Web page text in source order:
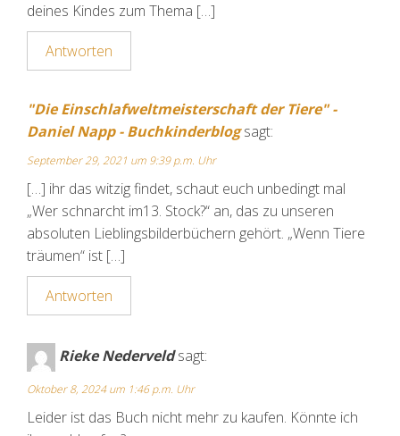
deines Kindes zum Thema […]
Antworten
"Die Einschlafweltmeisterschaft der Tiere" -
Daniel Napp - Buchkinderblog sagt:
September 29, 2021 um 9:39 p.m. Uhr
[…] ihr das witzig findet, schaut euch unbedingt mal
„Wer schnarcht im13. Stock?“ an, das zu unseren
absoluten Lieblingsbilderbüchern gehört. „Wenn Tiere
träumen“ ist […]
Antworten
Rieke Nederveld sagt:
Oktober 8, 2024 um 1:46 p.m. Uhr
Leider ist das Buch nicht mehr zu kaufen. Könnte ich